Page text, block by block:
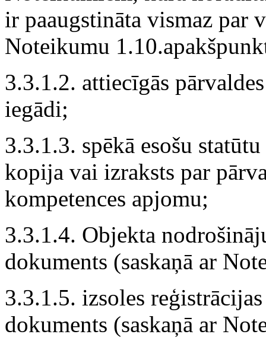
ir paaugstināta vismaz par
Noteikumu
3.3.1.2. attiecīgās
iegādi;
3.3.1.3. spēkā esošu
kopija vai izraksts par
kompetences apjomu;
3.3.1.4. Objekta
dokuments (saskaņā ar
3.3.1.5. izsoles
dokuments (saskaņā ar